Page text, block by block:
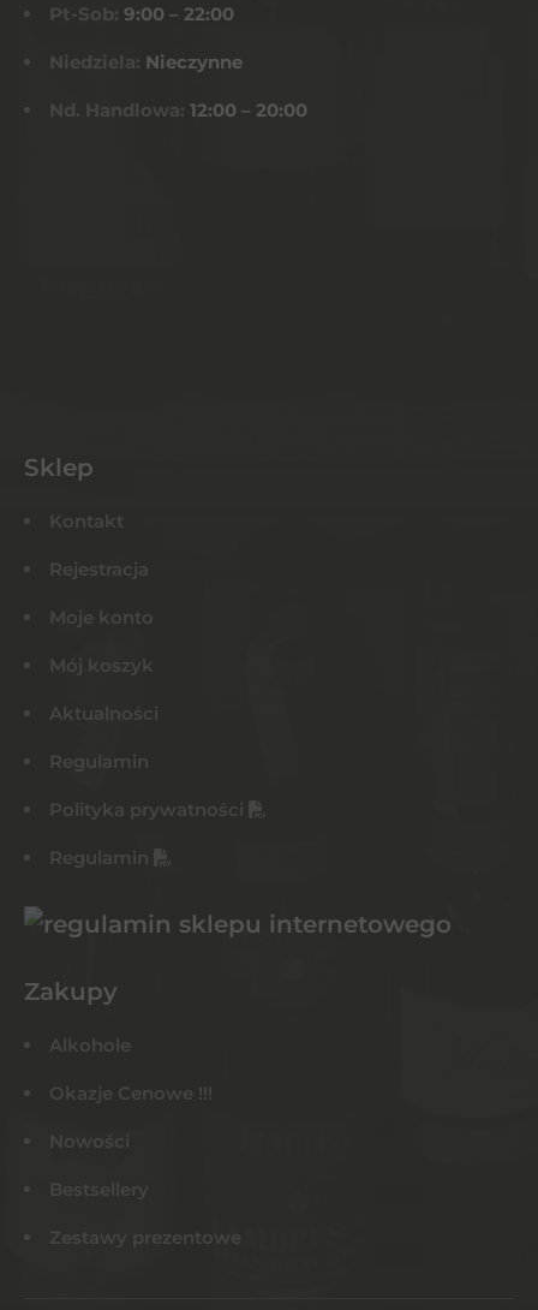
Pt-Sob: 9:00 – 22:00
Niedziela: Nieczynne
Nd. Handlowa: 12:00 – 20:00
Sklep
Kontakt
Rejestracja
Moje konto
Mój koszyk
Aktualności
Regulamin
Polityka prywatności
Regulamin
Zakupy
Alkohole
Okazje Cenowe !!!
Nowości
Bestsellery
Zestawy prezentowe